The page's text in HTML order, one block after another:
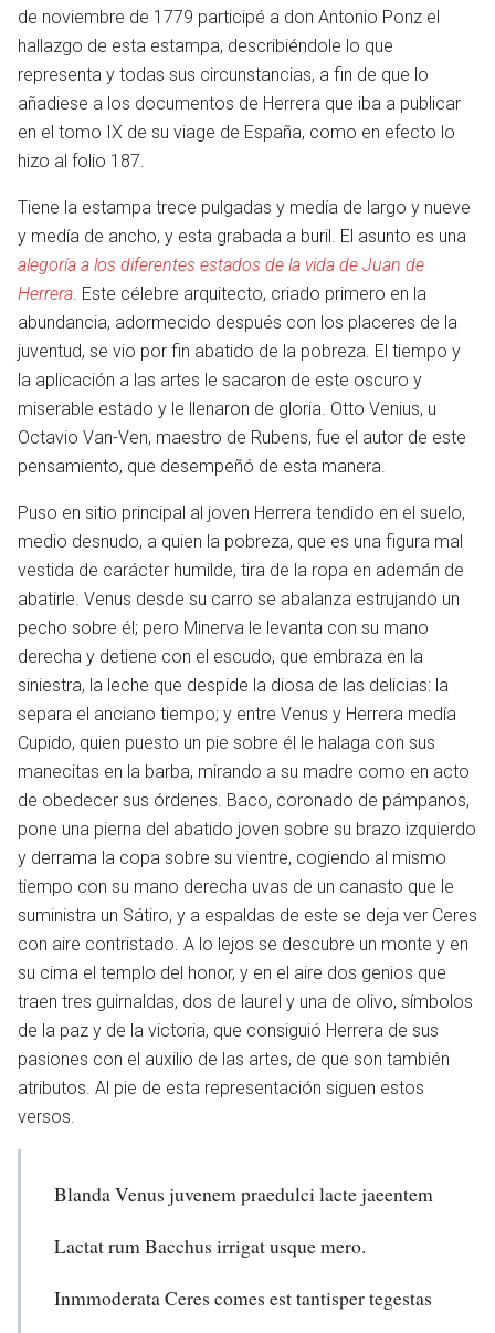
de noviembre de 1779 participé a don Antonio Ponz el
hallazgo de esta estampa, describiéndole lo que
representa y todas sus circunstancias, a fin de que lo
añadiese a los documentos de Herrera que iba a publicar
en el tomo IX de su viage de España, como en efecto lo
hizo al folio 187.
Tiene la estampa trece pulgadas y medía de largo y nueve
y medía de ancho, y esta grabada a buril. El asunto es una
alegoría a los diferentes estados de la vida de Juan de
Herrera. Este célebre arquitecto, criado primero en la
abundancia, adormecido después con los placeres de la
juventud, se vio por fin abatido de la pobreza. El tiempo y
la aplicación a las artes le sacaron de este oscuro y
miserable estado y le llenaron de gloria. Otto Venius, u
Octavio Van-Ven, maestro de Rubens, fue el autor de este
pensamiento, que desempeñó de esta manera.
Puso en sitio principal al joven Herrera tendido en el suelo,
medio desnudo, a quien la pobreza, que es una figura mal
vestida de carácter humilde, tira de la ropa en ademán de
abatirle. Venus desde su carro se abalanza estrujando un
pecho sobre él; pero Minerva le levanta con su mano
derecha y detiene con el escudo, que embraza en la
siniestra, la leche que despide la diosa de las delicias: la
separa el anciano tiempo; y entre Venus y Herrera medía
Cupido, quien puesto un pie sobre él le halaga con sus
manecitas en la barba, mirando a su madre como en acto
de obedecer sus órdenes. Baco, coronado de pámpanos,
pone una pierna del abatido joven sobre su brazo izquierdo
y derrama la copa sobre su vientre, cogiendo al mismo
tiempo con su mano derecha uvas de un canasto que le
suministra un Sátiro, y a espaldas de este se deja ver Ceres
con aire contristado. A lo lejos se descubre un monte y en
su cima el templo del honor, y en el aire dos genios que
traen tres guirnaldas, dos de laurel y una de olivo, símbolos
de la paz y de la victoria, que consiguió Herrera de sus
pasiones con el auxilio de las artes, de que son también
atributos. Al pie de esta representación siguen estos
versos.
Blanda Venus juvenem praedulci lacte jaeentem
Lactat rum Bacchus irrigat usque mero.
Inmmoderata Ceres comes est tantisper tegestas